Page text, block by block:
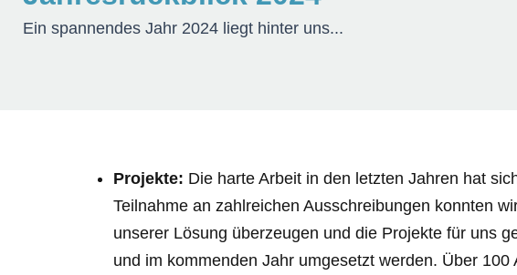
Ein spannendes Jahr 2024 liegt hinter uns...
Projekte: Die harte Arbeit in den letzten Jahren hat
Teilnahme an zahlreichen Ausschreibungen konnten
unserer Lösung überzeugen und die Projekte für uns
und im kommenden Jahr umgesetzt werden. Über 100